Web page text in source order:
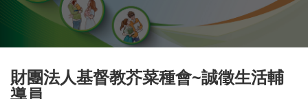
財團法人基督教芥菜種會~誠徵生活輔